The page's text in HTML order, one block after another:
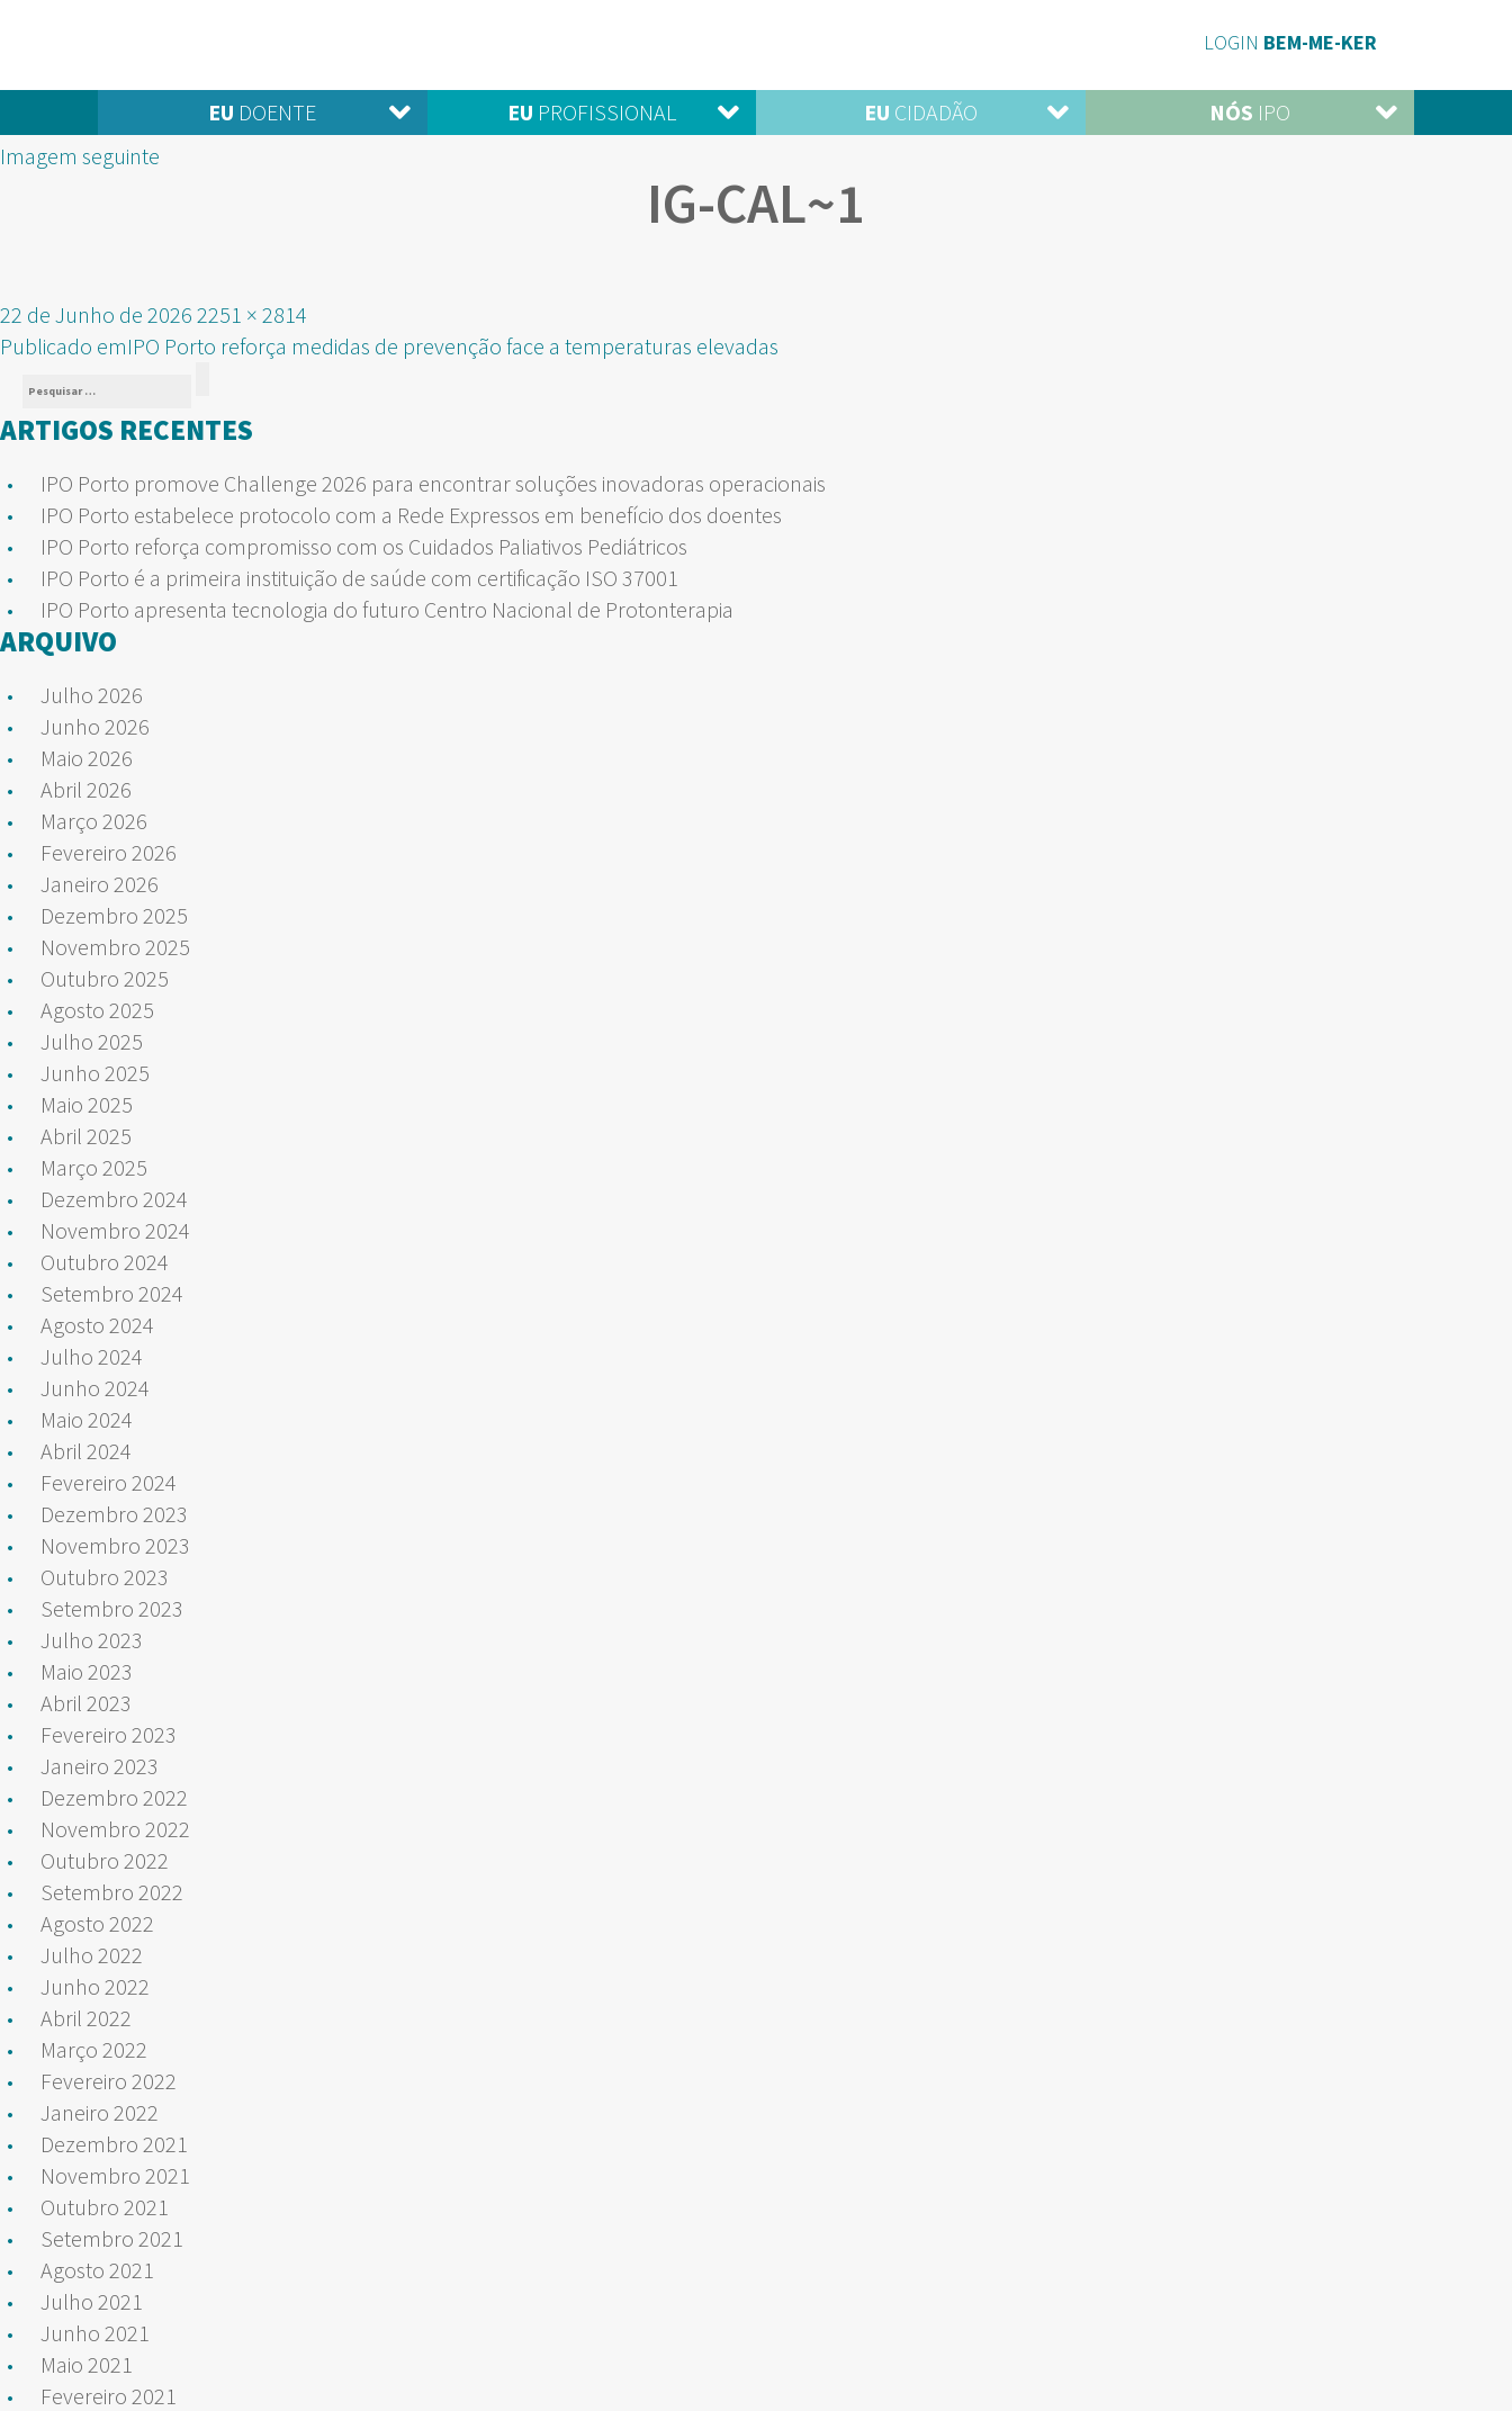
LOGIN BEM-ME-KER
EU DOENTE EU PROFISSIONAL EU CIDADÃO NÓS IPO
Imagem seguinte
IG-CAL~1
Publicado
em
22 de Junho de 2026 Tamanho
real
2251 × 2814
NAVEGAÇÃO
DE
ARTIGOS
Publicado emIPO Porto reforça medidas de prevenção face a temperaturas elevadas
Pesquisar
por:
ARTIGOS RECENTES
IPO Porto promove Challenge 2026 para encontrar soluções inovadoras operacionais
IPO Porto estabelece protocolo com a Rede Expressos em benefício dos doentes
IPO Porto reforça compromisso com os Cuidados Paliativos Pediátricos
IPO Porto é a primeira instituição de saúde com certificação ISO 37001
IPO Porto apresenta tecnologia do futuro Centro Nacional de Protonterapia
ARQUIVO
Julho 2026
Junho 2026
Maio 2026
Abril 2026
Março 2026
Fevereiro 2026
Janeiro 2026
Dezembro 2025
Novembro 2025
Outubro 2025
Agosto 2025
Julho 2025
Junho 2025
Maio 2025
Abril 2025
Março 2025
Dezembro 2024
Novembro 2024
Outubro 2024
Setembro 2024
Agosto 2024
Julho 2024
Junho 2024
Maio 2024
Abril 2024
Fevereiro 2024
Dezembro 2023
Novembro 2023
Outubro 2023
Setembro 2023
Julho 2023
Maio 2023
Abril 2023
Fevereiro 2023
Janeiro 2023
Dezembro 2022
Novembro 2022
Outubro 2022
Setembro 2022
Agosto 2022
Julho 2022
Junho 2022
Abril 2022
Março 2022
Fevereiro 2022
Janeiro 2022
Dezembro 2021
Novembro 2021
Outubro 2021
Setembro 2021
Agosto 2021
Julho 2021
Junho 2021
Maio 2021
Fevereiro 2021